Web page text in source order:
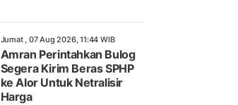
Jumat , 07 Aug 2026, 11:44 WIB
Amran Perintahkan Bulog
Segera Kirim Beras SPHP
ke Alor Untuk Netralisir
Harga